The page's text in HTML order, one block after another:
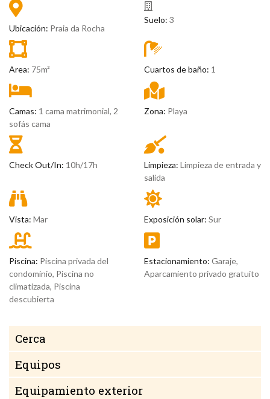
Ubicación: Praia da Rocha
Suelo: 3
Area: 75m² Cuartos de baño: 1
Camas: 1 cama matrimonial, 2
sofás cama
Zona: Playa
Check Out/In: 10h/17h Limpieza: Limpieza de entrada y
salida
Vista: Mar Exposición solar: Sur
Piscina: Piscina privada del
condominio, Piscina no
climatizada, Piscina
descubierta
Estacionamiento: Garaje,
Aparcamiento privado gratuito
Cerca
Equipos
Equipamiento exterior